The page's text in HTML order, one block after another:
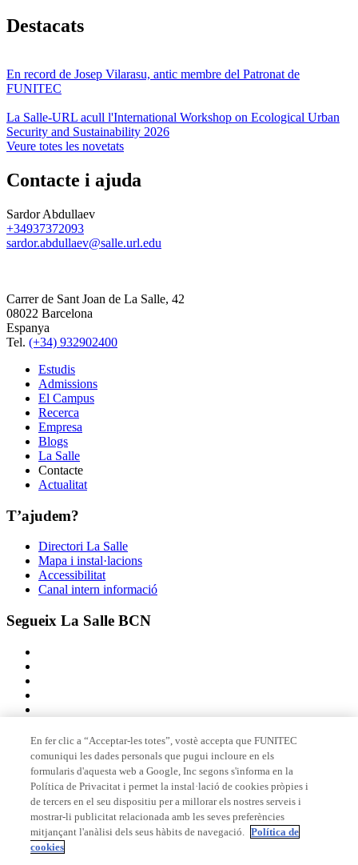
Destacats
En record de Josep Vilarasu, antic membre del Patronat de
FUNITEC
La Salle-URL acull l'International Workshop on Ecological Urban
Security and Sustainability 2026
Veure totes les novetats
Contacte i ajuda
Sardor Abdullaev
+34937372093
sardor.abdullaev@salle.url.edu
Carrer de Sant Joan de La Salle, 42
08022 Barcelona
Espanya
Tel. (+34) 932902400
Estudis
Admissions
El Campus
Recerca
Empresa
Blogs
La Salle
Contacte
Actualitat
T’ajudem?
Directori La Salle
Mapa i instal·lacions
Accessibilitat
Canal intern informació
Segueix La Salle BCN
Membre de
Acreditacions
En fer clic a “Acceptar-les totes”, vostè accepta que FUNITEC
comuniqui les dades personals que pugui incloure en els
formularis d'aquesta web a Google, Inc segons s'informa en la
Política de Privacitat i permet la instal·lació de cookies pròpies i
de tercers en el seu dispositiu per a millorar els nostres serveis i
mostrar-li publicitat relacionada amb les seves preferències
mitjançant l'anàlisi dels seus hàbits de navegació. Política de
cookies